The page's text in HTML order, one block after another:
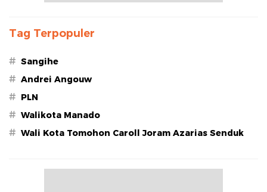
Tag Terpopuler
# Sangihe
# Andrei Angouw
# PLN
# Walikota Manado
# Wali Kota Tomohon Caroll Joram Azarias Senduk